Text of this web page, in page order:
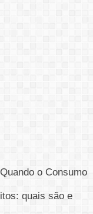
o Consumo
quais são e